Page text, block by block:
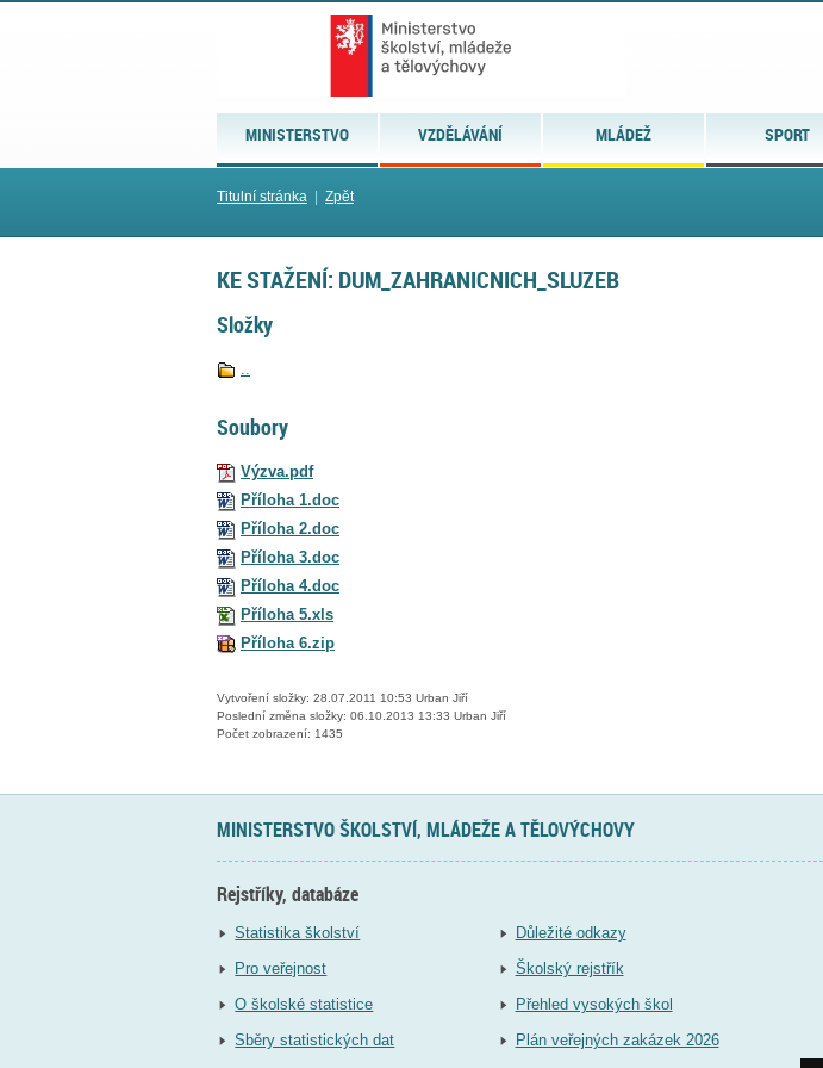
MINISTERSTVO VZDĚLÁVÁNÍ MLÁDEŽ SPORT
Titulní stránka Zpět
KE STAŽENÍ: DUM_ZAHRANICNICH_SLUZEB
Složky
..
Soubory
Výzva.pdf
Příloha 1.doc
Příloha 2.doc
Příloha 3.doc
Příloha 4.doc
Příloha 5.xls
Příloha 6.zip
Vytvoření složky: 28.07.2011 10:53 Urban Jiří
Poslední změna složky: 06.10.2013 13:33 Urban Jiří
Počet zobrazení: 1435
MINISTERSTVO ŠKOLSTVÍ, MLÁDEŽE A TĚLOVÝCHOVY
Rejstříky, databáze
Statistika školství
Pro veřejnost
O školské statistice
Sběry statistických dat
Důležité odkazy
Školský rejstřík
Přehled vysokých škol
Plán veřejných zakázek 2026